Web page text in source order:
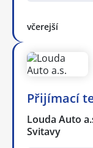
včerejší
Přijímací
Louda Auto
Svitavy